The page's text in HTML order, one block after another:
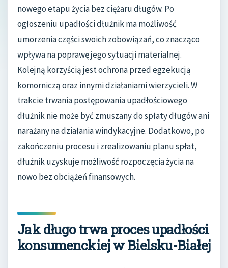
nowego etapu życia bez ciężaru długów. Po
ogłoszeniu upadłości dłużnik ma możliwość
umorzenia części swoich zobowiązań, co znacząco
wpływa na poprawę jego sytuacji materialnej.
Kolejną korzyścią jest ochrona przed egzekucją
komorniczą oraz innymi działaniami wierzycieli. W
trakcie trwania postępowania upadłościowego
dłużnik nie może być zmuszany do spłaty długów ani
narażany na działania windykacyjne. Dodatkowo, po
zakończeniu procesu i zrealizowaniu planu spłat,
dłużnik uzyskuje możliwość rozpoczęcia życia na
nowo bez obciążeń finansowych.
Jak długo trwa proces upadłości
konsumenckiej w Bielsku-Białej